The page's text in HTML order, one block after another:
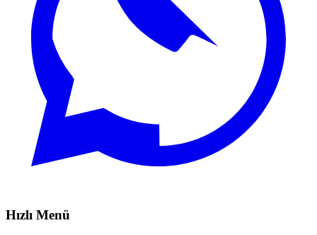
Hızlı Menü